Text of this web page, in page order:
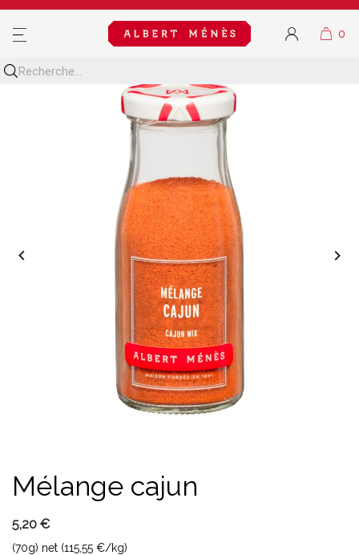
MENU
 
Mélange cajun
5,20 €
(70g) net (115,55 €/kg)